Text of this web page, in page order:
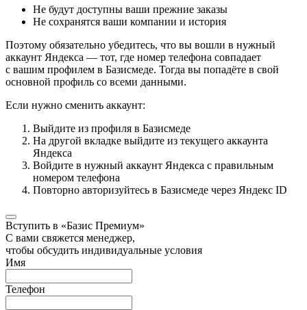
Не будут доступны ваши прежние заказы
Не сохранятся ваши компании и история
Поэтому обязательно убедитесь, что вы вошли в нужный
аккаунт Яндекса — тот, где номер телефона совпадает
с вашим профилем в Базисмеде. Тогда вы попадёте в свой
основной профиль со всеми данными.
Если нужно сменить аккаунт:
Выйдите из профиля в Базисмеде
На другой вкладке выйдите из текущего аккаунта
Яндекса
Войдите в нужный аккаунт Яндекса с правильным
номером телефона
Повторно авторизуйтесь в Базисмеде через Яндекс ID
Вступить в «Базис Премиум»
С вами свяжется менеджер,
чтобы обсудить индивидуальные условия
Имя
Телефон